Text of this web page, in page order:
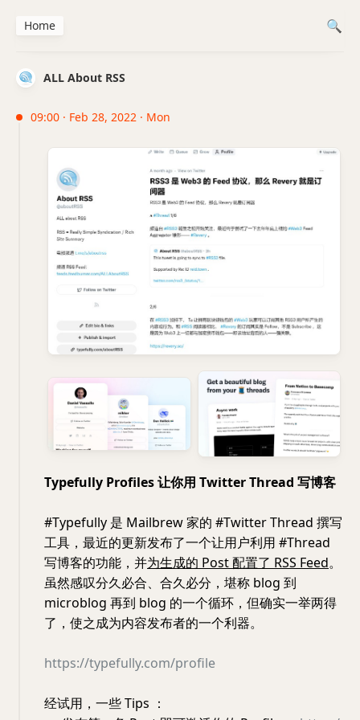
ALL About RSS
09:00 · Feb 28, 2022 · Mon
Typefully Profiles 让你用 Twitter Thread 写博客
#Typefully 是 Mailbrew 家的 #Twitter Thread 撰写
工具，最近的更新发布了一个让用户利用 #Thread
写博客的功能，并为生成的 Post 配置了 RSS Feed。
虽然感叹分久必合、合久必分，堪称 blog 到
microblog 再到 blog 的一个循环，但确实一举两得
了，使之成为内容发布者的一个利器。
https://typefully.com/profile
经试用，一些 Tips ：
Home